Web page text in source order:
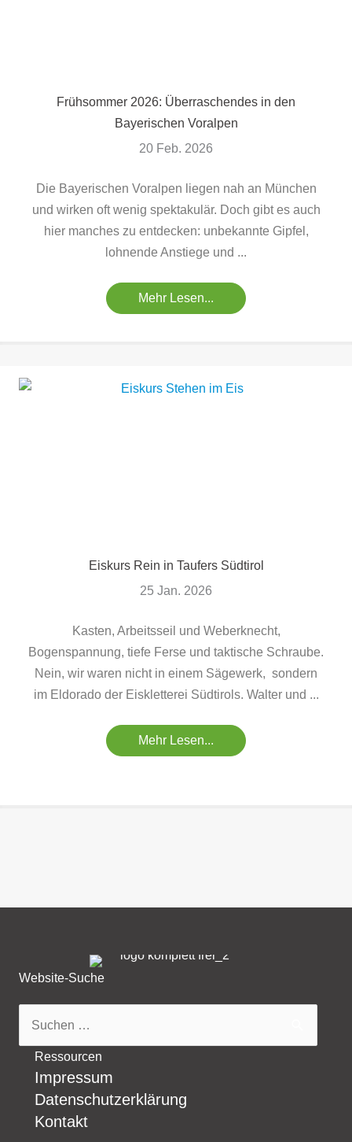
Frühsommer 2026: Überraschendes in den
Bayerischen Voralpen
20 Feb. 2026
Die Bayerischen Voralpen liegen nah an München
und wirken oft wenig spektakulär. Doch gibt es auch
hier manches zu entdecken: unbekannte Gipfel,
lohnende Anstiege und ...
Mehr Lesen...
Eiskurs Rein in Taufers Südtirol
25 Jan. 2026
Kasten, Arbeitsseil und Weberknecht,
Bogenspannung, tiefe Ferse und taktische Schraube.
Nein, wir waren nicht in einem Sägewerk, sondern
im Eldorado der Eiskletterei Südtirols. Walter und ...
Mehr Lesen...
Website-Suche
Ressourcen
Impressum
Datenschutzerklärung
Kontakt